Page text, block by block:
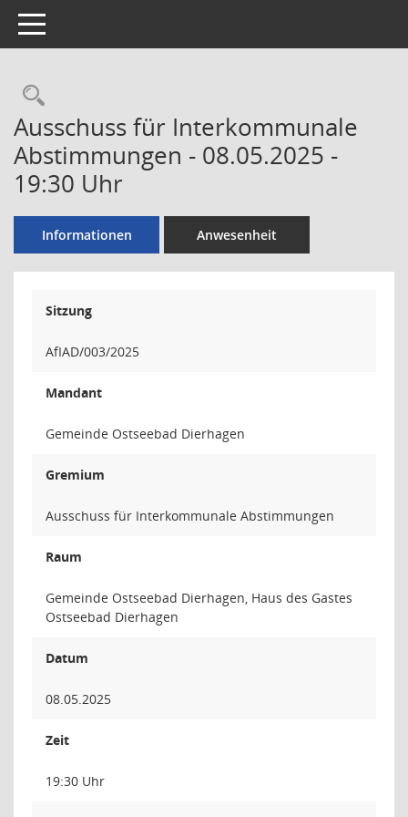
Toggle navigation
Rechercheauswahl
Ausschuss für Interkommunale
Abstimmungen - 08.05.2025 -
19:30 Uhr
Informationen Anwesenheit
Sitzung
AfIAD/003/2025
Mandant
Gemeinde Ostseebad Dierhagen
Gremium
Ausschuss für Interkommunale Abstimmungen
Raum
Gemeinde Ostseebad Dierhagen, Haus des Gastes
Ostseebad Dierhagen
Datum
08.05.2025
Zeit
19:30 Uhr